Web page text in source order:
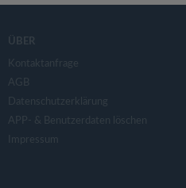
ÜBER
Kontaktanfrage
AGB
Datenschutzerklärung
APP- & Benutzerdaten löschen
Impressum